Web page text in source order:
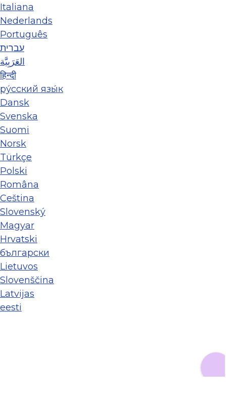
Italiana
Nederlands
Português
עברית
العَرَبِيَّة
हिन्दी
ру́сский язы́к
Dansk
Svenska
Suomi
Norsk
Türkçe
Polski
Româna
Ceština
Slovenský
Magyar
Hrvatski
български
Lietuvos
Slovenščina
Latvijas
eesti